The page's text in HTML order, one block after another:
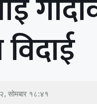
सोमबार १८:४१